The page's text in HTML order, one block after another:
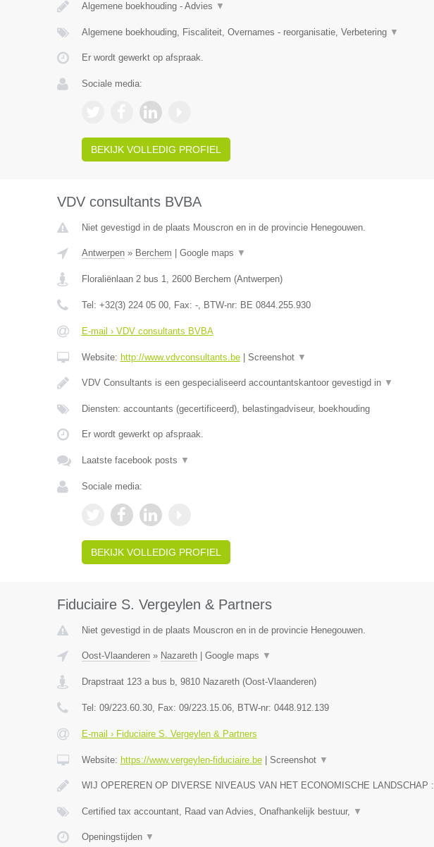
Algemene boekhouding - Advies ▼
Algemene boekhouding, Fiscaliteit, Overnames - reorganisatie, Verbetering ▼
Er wordt gewerkt op afspraak.
Sociale media:
BEKIJK VOLLEDIG PROFIEL
VDV consultants BVBA
Niet gevestigd in de plaats Mouscron en in de provincie Henegouwen.
Antwerpen» Berchem Google maps ▼
Floraliënlaan 2 bus 1, 2600 Berchem (Antwerpen)
Tel: +32(3) 224 05 00, Fax: -, BTW-nr: BE 0844.255.930
E-mail › VDV consultants BVBA
Website: http://www.vdvconsultants.be| Screenshot ▼
VDV Consultants is een gespecialiseerd accountantskantoor gevestigd in ▼
Diensten: accountants (gecertificeerd), belastingadviseur, boekhouding
Er wordt gewerkt op afspraak.
Laatste facebook posts ▼
Sociale media:
BEKIJK VOLLEDIG PROFIEL
Fiduciaire S. Vergeylen & Partners
Niet gevestigd in de plaats Mouscron en in de provincie Henegouwen.
Oost-Vlaanderen» Nazareth| Google maps ▼
Drapstraat 123 a bus b, 9810 Nazareth(Oost-Vlaanderen)
Tel: 09/223.60.30, Fax: 09/223.15.06, BTW-nr: 0448.912.139
E-mail › Fiduciaire S. Vergeylen & Partners
Website: https://www.vergeylen-fiduciaire.be| Screenshot ▼
WIJ OPEREREN OP DIVERSE NIVEAUS VAN HET ECONOMISCHE LANDSCHAP :
Certified tax accountant, Raad van Advies, Onafhankelijk bestuur, ▼
Openingstijden ▼